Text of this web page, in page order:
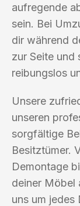
aufregende
sein. Bei
dir während
zur Seite und
reibungslos
Unsere
unseren
sorgfältige
Besitztümer.
Demontage
deiner Möbel
uns um jedes